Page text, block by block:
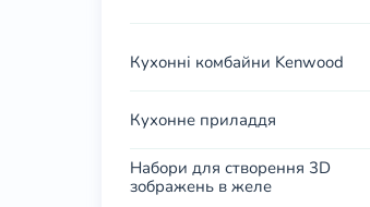
Кухонні комбайни Kenwood
Кухонне приладдя
Набори для створення 3D
зображень в желе